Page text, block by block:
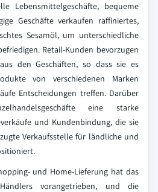
Lebensmittelgeschäfte, bequeme
Geschäfte verkaufen raffiniertes,
Sesamöl, um unterschiedliche
Retail-Kunden bevorzugen
den Geschäften, so dass sie es
von verschiedenen Marken
Entscheidungen treffen. Darüber
eine starke
und Kundenbindung, die sie
Verkaufsstelle für ländliche und
und Home-Lieferung hat das
vorangetrieben, und die